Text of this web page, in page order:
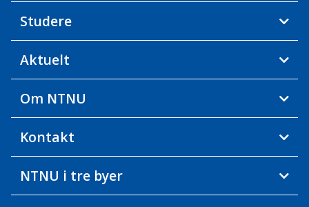
Studere
Aktuelt
Om NTNU
Kontakt
NTNU i tre byer